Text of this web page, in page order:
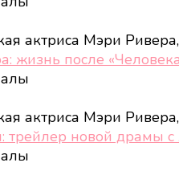
актриса Мэри
жизнь после
актриса Мэри
трейлер новой драмы